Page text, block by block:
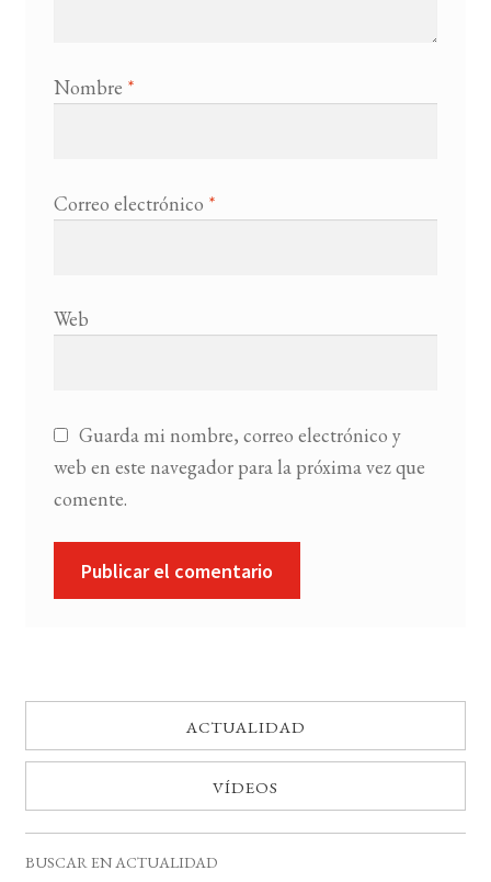
Nombre *
Correo electrónico *
Web
Guarda mi nombre, correo electrónico y
web en este navegador para la próxima vez que
comente.
ACTUALIDAD
VÍDEOS
BUSCAR EN ACTUALIDAD